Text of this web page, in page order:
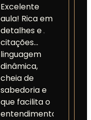
Excelente
aula! Rica em
detalhes e
citações...
linguagem
dinâmica,
cheia de
sabedoria e
que facilita o
entendimento.